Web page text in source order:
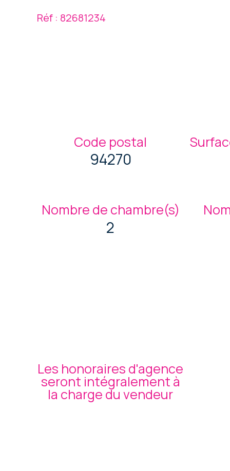
Réf : 82681234
Code postal
94270
Nombre de chambre(s)
2
Les honoraires d'agence
seront intégralement à
la charge du vendeur